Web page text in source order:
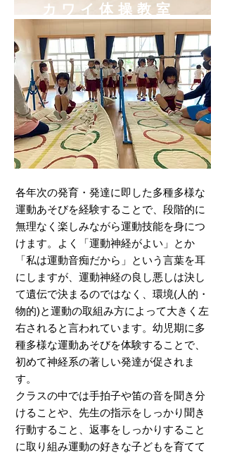
カワイ体操教室
各年次の発育・発達に即した多種多様な
運動あそびを経験することで、段階的に
無理なく楽しみながら運動技能を身につ
けます。よく「運動神経がよい」とか
「私は運動音痴だから」という言葉を耳
にしますが、運動神経の良し悪しは決し
て遺伝で決まるのではなく、環境(人的・
物的)と運動の取組み方によって大きく左
右されると言われています。幼児期に多
種多様な運動あそびを体験することで、
初めて神経系の著しい発達が促されま
す。
クラスの中では手拍子や笛の音を聞き分
けることや、先生の指示をしっかり聞き
行動すること、返事をしっかりすること
に取り組み運動の好きな子どもを育てて